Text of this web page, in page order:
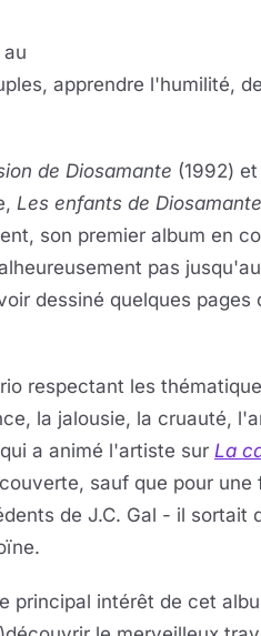
apprendre l'humilité,
de Diosamante (1992)
Les enfants de Diosamante
son premier album en
pas
dessiné quelques pages
respectant les
la jalousie, la cruauté,
a animé l'artiste sur La
sauf que pour une
de J.C. Gal - il sortait
principal intérêt de cet